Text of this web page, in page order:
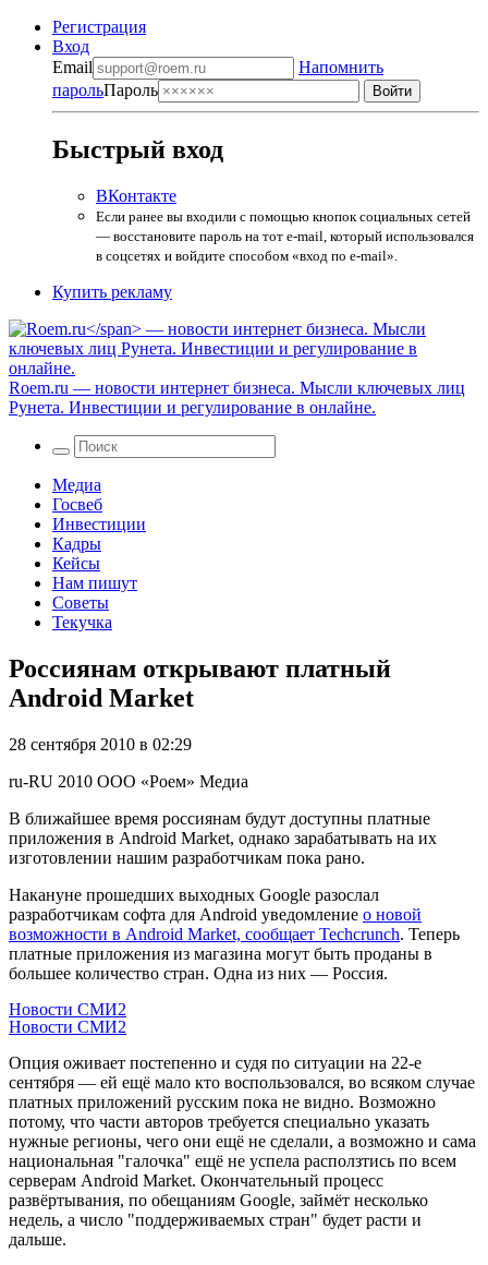
Регистрация
Вход
Email
Напомнить
парольПароль
Быстрый вход
ВКонтакте
Если ранее вы входили с помощью кнопок социальных сетей
— восстановите пароль на тот e-mail, который использовался
в соцсетях и войдите способом «вход по e-mail».
Купить рекламу
Roem.ru — новости интернет бизнеса. Мысли ключевых лиц
Рунета. Инвестиции и регулирование в онлайне.
Медиа
Госвеб
Инвестиции
Кадры
Кейсы
Нам пишут
Советы
Текучка
Россиянам открывают платный
Android Market
28 сентября 2010 в 02:29
ru-RU 2010 ООО «Роем» Медиа
В ближайшее время россиянам будут доступны платные
приложения в Android Market, однако зарабатывать на их
изготовлении нашим разработчикам пока рано.
Накануне прошедших выходных Google разослал
разработчикам софта для Android уведомление о новой
возможности в Android Market, сообщает Techcrunch. Теперь
платные приложения из магазина могут быть проданы в
большее количество стран. Одна из них — Россия.
Новости СМИ2
Новости СМИ2
Опция оживает постепенно и судя по ситуации на 22-е
сентября — ей ещё мало кто воспользовался, во всяком случае
платных приложений русским пока не видно. Возможно
потому, что части авторов требуется специально указать
нужные регионы, чего они ещё не сделали, а возможно и сама
национальная "галочка" ещё не успела расползтись по всем
серверам Android Market. Окончательный процесс
развёртывания, по обещаниям Google, займёт несколько
недель, а число "поддерживаемых стран" будет расти и
дальше.